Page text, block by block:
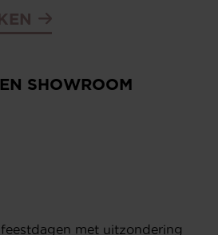
SHOWROOM
met uitzondering